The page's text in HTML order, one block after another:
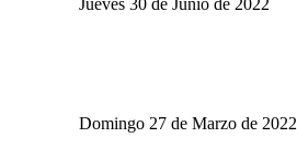
Domingo 27 de Marzo de 2022